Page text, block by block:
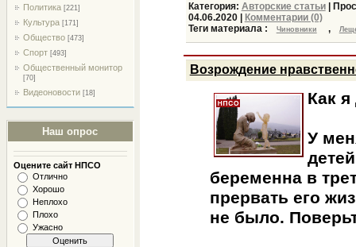
Политика [221]
Культура [171]
Общество [473]
Спорт [493]
Общественный монитор
[70]
Видеоновости [18]
Наш опрос
Оцените сайт НПСО
Отлично
Хорошо
Неплохо
Плохо
Ужасно
Категория: Авторские статьи|
04.06.2020|
Комментарии (0)
Теги материала :
Чиновники ,
Возрождение
Как я
У
беременна в
прервать его
не было.